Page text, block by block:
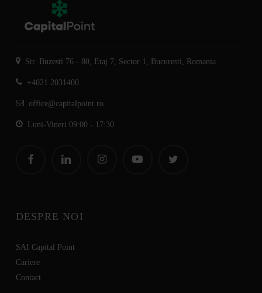
Str. Buzesti 76 - 80, Etaj 7, Sector 1, Bucuresti, Romania
+4021 2031400
office@capitalpoint.ro
Luni-Vineri 09:00 - 17:30
DESPRE NOI
SAI Capital Point
Cariere
Contact